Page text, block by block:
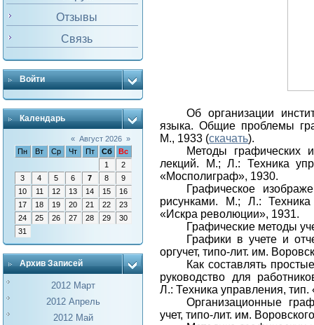
Отзывы
Связь
Войти
Календарь
« Август 2026 »
Пн
Вт Ср Чт Пт Сб
Вс
1
2
3
4 5 6 7 8
9
10
11 12 13 14 15
16
17
18 19 20 21 22
23
24
25 26 27 28 29
30
31
Архив Записей
2012 Март
2012 Апрель
2012 Май
Об организации
языка. Общие проблемы
М., 1933 (скачать).
Методы графических
лекций. М.; Л.: Техника
«Мосполиграф», 1930.
Графическое
рисунками. М.; Л.: Техника
«Искра революции», 1931.
Графические методы
Графики в учете и
оргучет, типо-лит. им.
Как составлять
руководство для
Л.: Техника управления,
Организационные
учет, типо-лит. им.